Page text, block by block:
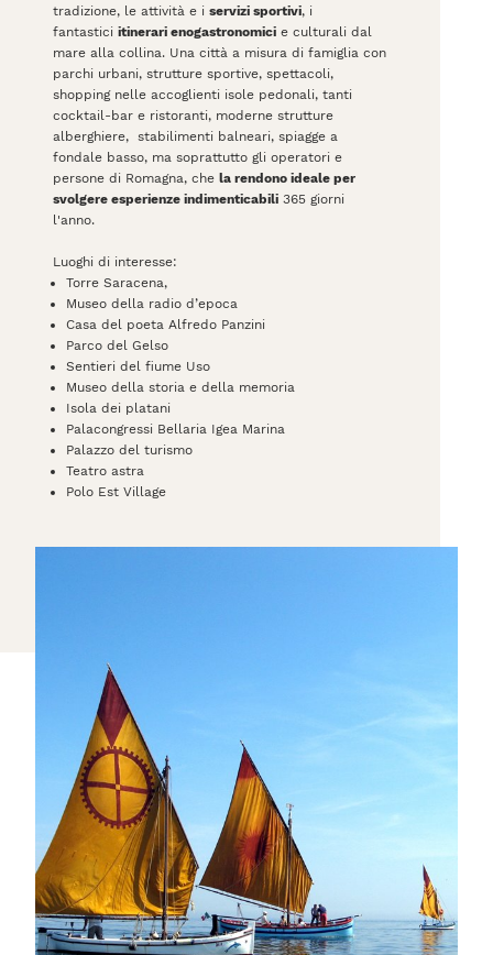
tradizione, le attività e i servizi sportivi, i
fantastici itinerari enogastronomici e culturali dal
mare alla collina. Una città a misura di famiglia con
parchi urbani, strutture sportive, spettacoli,
shopping nelle accoglienti isole pedonali, tanti
cocktail-bar e ristoranti, moderne strutture
alberghiere, stabilimenti balneari, spiagge a
fondale basso, ma soprattutto gli operatori e
persone di Romagna, che la rendono ideale per
svolgere esperienze indimenticabili 365 giorni
l'anno.
Luoghi di interesse:
Torre Saracena,
Museo della radio d’epoca
Casa del poeta Alfredo Panzini
Parco del Gelso
Sentieri del fiume Uso
Museo della storia e della memoria
Isola dei platani
Palacongressi Bellaria Igea Marina
Palazzo del turismo
Teatro astra
Polo Est Village